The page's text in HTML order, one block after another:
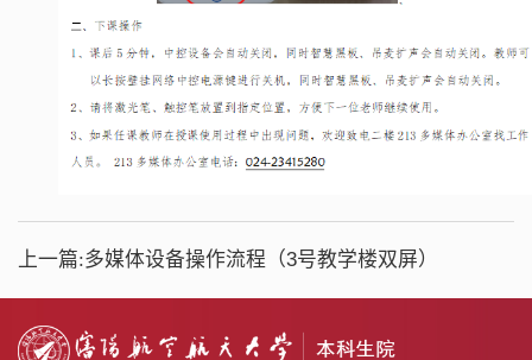
上一篇:多媒体设备操作流程（3号教学楼双屏）